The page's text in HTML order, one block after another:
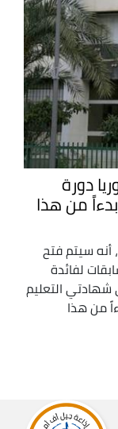
دورة
من هذا
أنه سيتم فتح
لفائدة
التعليم
وذلك بدءاً من هذا